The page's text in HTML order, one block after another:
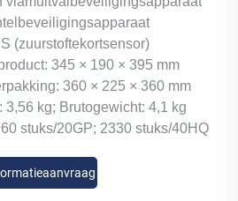
(zuurstoftekortsensor)
345 × 190 × 395 mm
360 × 225 × 360 mm
3,56 kg; Brutogewicht: 4,1 kg
stuks/20GP; 2330 stuks/40HQ